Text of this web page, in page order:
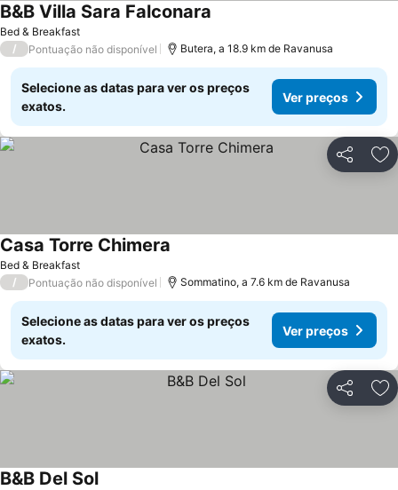
Bed & Breakfast
B&B Villa Sara Falconara
/ Pontuação não disponível Butera, a 18.9 km de Ravanusa
Selecione as datas para ver os preços
exatos.
Ver preços
Partilhar
Bed & Breakfast
Casa Torre Chimera
/ Pontuação não disponível Sommatino, a 7.6 km de Ravanusa
Selecione as datas para ver os preços
exatos.
Ver preços
Partilhar
B&B Del Sol